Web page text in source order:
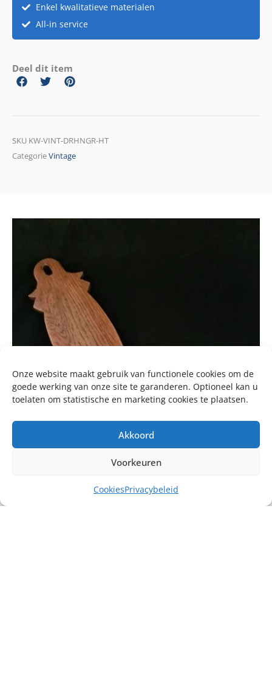
Onze website maakt gebruik van functionele cookies om de
goede werking van onze site te garanderen. Optioneel kan u
toelaten om statistische en marketing cookies te plaatsen.
Akkoord
Voorkeuren
CookiesPrivacybeleid
Enkel kwalitatieve materialen
All-in service
Deel dit item
SKU KW-VINT-DRHNGR-HT
CategorieVintage